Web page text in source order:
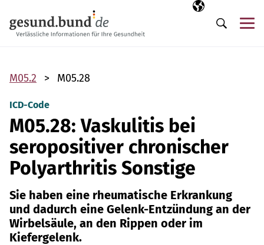
Ausgewählte
DE
Suche
M05.2 M05.28
ICD-Code
M05.28: Vaskulitis bei
seropositiver chronischer
Polyarthritis Sonstige
Sie haben eine rheumatische Erkrankung
und dadurch eine Gelenk-Entzündung an der
Wirbelsäule, an den Rippen oder im
Kiefergelenk.